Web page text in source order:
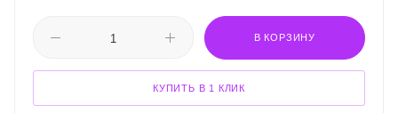
Не упустите возможность порадовать свою вторую
половинку такой изысканной композицией. Определите
момент, когда ваши слова могут быть не столь важны, как
эффектный жест любви. Пусть композиция из роз в форме
В КОРЗИНУ
КУПИТЬ В 1 КЛИК